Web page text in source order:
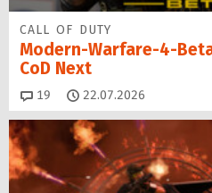
CALL OF DUTY
Modern-Warfare-4-
CoD Next
19 Kommentare
22.07.2026